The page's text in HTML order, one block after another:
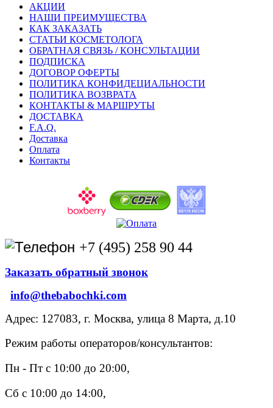
АКЦИИ
НАШИ ПРЕИМУЩЕСТВА
КАК ЗАКАЗАТЬ
СТАТЬИ КОСМЕТОЛОГА
ОБРАТНАЯ СВЯЗЬ / КОНСУЛЬТАЦИИ
ПОДПИСКА
ДОГОВОР ОФЕРТЫ
ПОЛИТИКА КОНФИДЕЦИАЛЬНОСТИ
ПОЛИТИКА ВОЗВРАТА
КОНТАКТЫ & МАРШРУТЫ
ДОСТАВКА
F.A.Q.
Доставка
Оплата
Контакты
+7 (495) 258 90 44
Заказать обратный звонок
info@thebabochki.com
Адрес: 127083, г. Москва, улица 8 Марта, д.10
Режим работы операторов/консультантов:
Пн - Пт с 10:00 до 20:00,
Сб с 10:00 до 14:00,